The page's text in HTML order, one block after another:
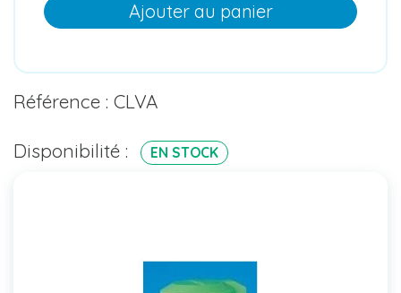
Ajouter au panier
Référence : CLVA
Disponibilité : EN STOCK